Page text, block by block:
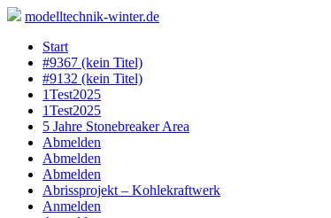
modelltechnik-winter.de
Skip
content
Start
#9367 (kein Titel)
#9132 (kein Titel)
1Test2025
1Test2025
5 Jahre Stonebreaker Area
Abmelden
Abmelden
Abmelden
Abrissprojekt – Kohlekraftwerk
Anmelden